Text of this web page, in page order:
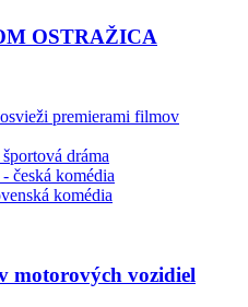
OSTRAŽICA
premierami filmov
dráma
česká komédia
komédia
motorových vozidiel